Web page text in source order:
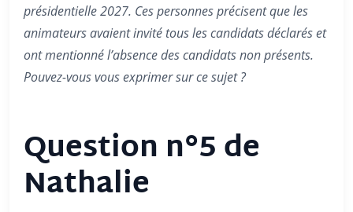
présidentielle 2027. Ces personnes précisent que les
animateurs avaient invité tous les candidats déclarés et
ont mentionné l’absence des candidats non présents.
Pouvez-vous vous exprimer sur ce sujet ?
Question n°5 de
Nathalie